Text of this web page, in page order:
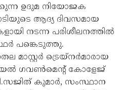
ഉദുമ നിയോജക
ആദ്യ ദിവസമായ
നടന്ന പരിശീലനത്തിൽ
പങ്കെടുത്തു.
മാസ്റ്റർ ട്രെയ്‌നർമാരായ
ഗവൺമെന്റ് കോളേജ്
കുമാർ, സംസ്ഥാന